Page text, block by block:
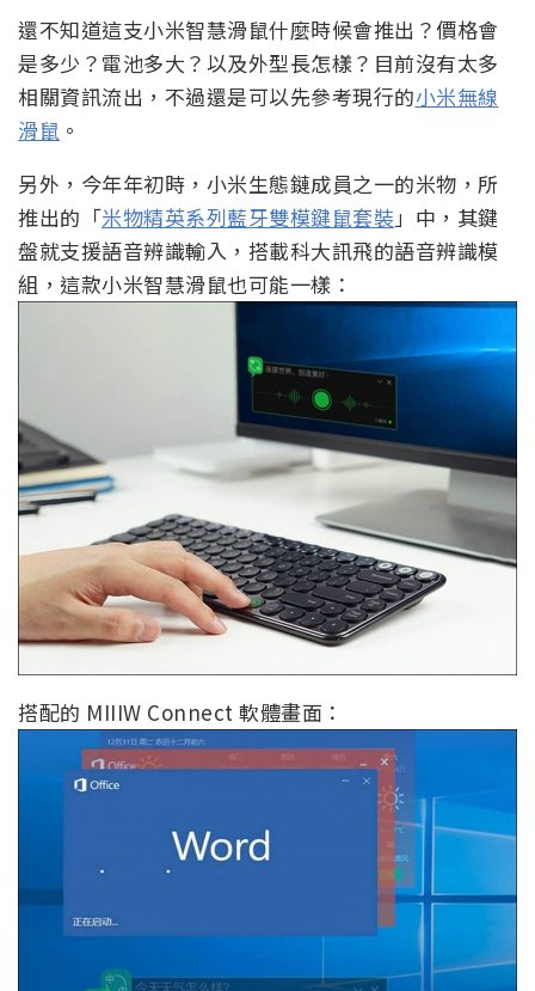
還不知道這支小米智慧滑鼠什麼時候會推出？價格會
是多少？電池多大？以及外型長怎樣？目前沒有太多
相關資訊流出，不過還是可以先參考現行的小米無線
滑鼠 。
另外，今年年初時，小米生態鏈成員之一的米物，所
推出的「米物精英系列藍牙雙模鍵鼠套裝」中，其鍵
盤就支援語音辨識輸入，搭載科大訊飛的語音辨識模
組，這款小米智慧滑鼠也可能一樣：
搭配的 MIIIW Connect 軟體畫面：